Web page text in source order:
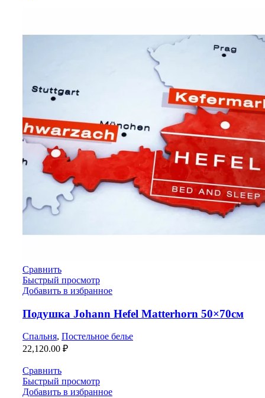
Сравнить
Быстрый просмотр
Добавить в избранное
Подушка Johann Hefel Matterhorn 50×70см
Спальня, Постельное белье
22,120.00 ₽
Сравнить
Быстрый просмотр
Добавить в избранное